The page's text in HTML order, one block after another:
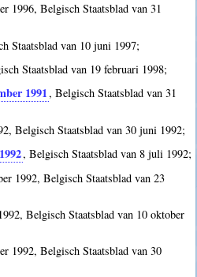
1996, Belgisch Staatsblad van 31
Staatsblad van 10 juni 1997;
Staatsblad van 19 februari 1998;
1991, Belgisch Staatsblad van 31
Belgisch Staatsblad van 30 juni 1992;
, Belgisch Staatsblad van 8 juli 1992;
1992, Belgisch Staatsblad van 23
Belgisch Staatsblad van 10 oktober
1992, Belgisch Staatsblad van 30